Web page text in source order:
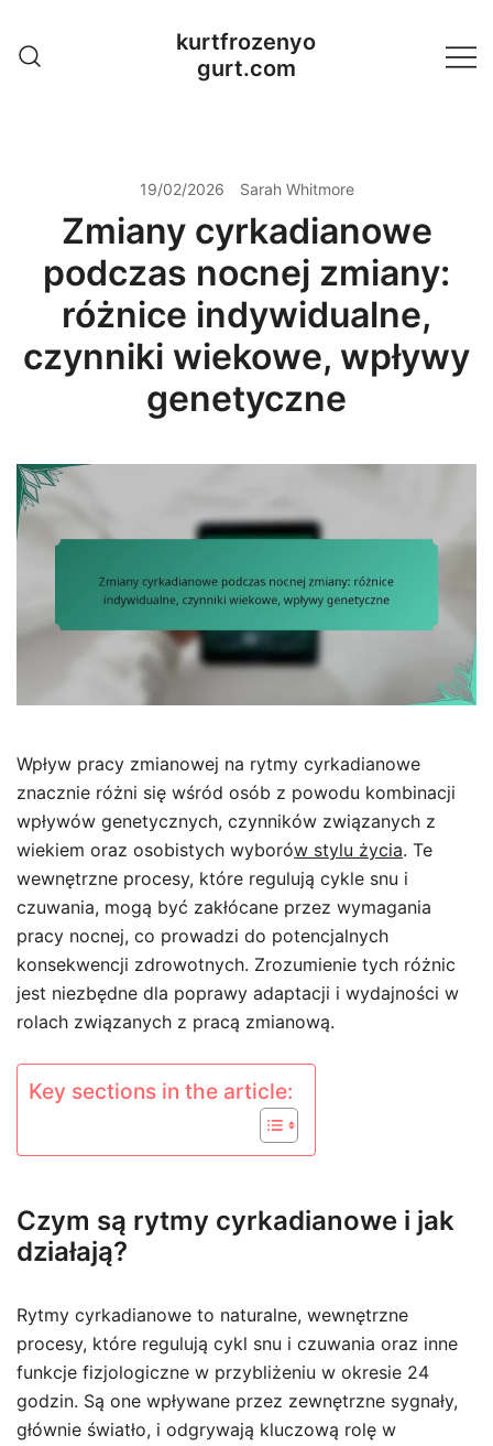
content
kurtfrozenyo
gurt.com
19/02/2026 Sarah Whitmore
Zmiany cyrkadianowe
podczas nocnej zmiany:
różnice indywidualne,
czynniki wiekowe, wpływy
genetyczne
Wpływ pracy zmianowej na rytmy cyrkadianowe
znacznie różni się wśród osób z powodu kombinacji
wpływów genetycznych, czynników związanych z
wiekiem oraz osobistych wyborów stylu życia. Te
wewnętrzne procesy, które regulują cykle snu i
czuwania, mogą być zakłócane przez wymagania
pracy nocnej, co prowadzi do potencjalnych
konsekwencji zdrowotnych. Zrozumienie tych różnic
jest niezbędne dla poprawy adaptacji i wydajności w
rolach związanych z pracą zmianową.
Key sections in the article:
Czym są rytmy cyrkadianowe i jak
działają?
Rytmy cyrkadianowe to naturalne, wewnętrzne
procesy, które regulują cykl snu i czuwania oraz inne
funkcje fizjologiczne w przybliżeniu w okresie 24
godzin. Są one wpływane przez zewnętrzne sygnały,
głównie światło, i odgrywają kluczową rolę w